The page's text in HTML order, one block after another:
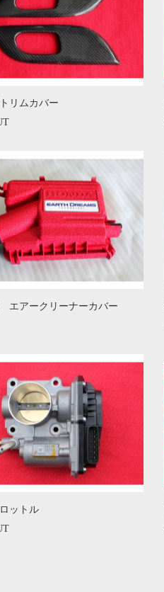
リムカバー
エアークリーナーカバー
ットル